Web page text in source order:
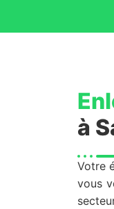
à
Votre
vous